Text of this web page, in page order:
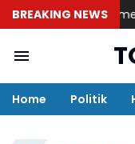
BREAKING NEWS
dr. Iis Imelda
Home Politik